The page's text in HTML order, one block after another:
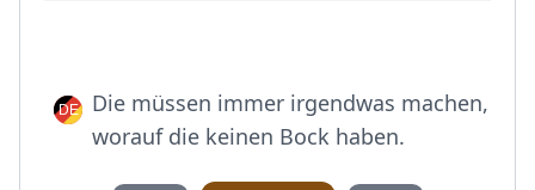
Die müssen immer irgendwas machen,
worauf die keinen Bock haben.